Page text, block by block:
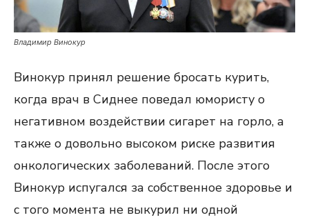
Владимир Винокур
Винокур принял решение бросать курить,
когда врач в Сиднее поведал юмористу о
негативном воздействии сигарет на горло, а
также о довольно высоком риске развития
онкологических заболеваний. После этого
Винокур испугался за собственное здоровье и
с того момента не выкурил ни одной